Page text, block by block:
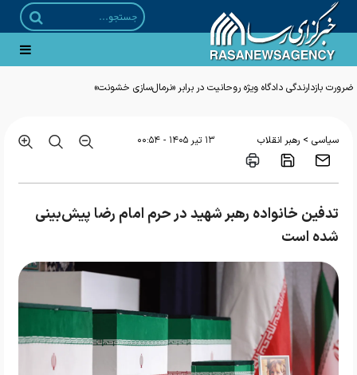
ضرورت بازدارندگی دادگاه ویژه روحانیت در برابر «نرمال‌سازی خشونت»
سیاسی > رهبر انقلاب ۱۳ تير ۱۴۰۵ - ۰۰:۵۴
تدفین خانواده رهبر شهید در حرم امام رضا پیش‌بینی
شده است